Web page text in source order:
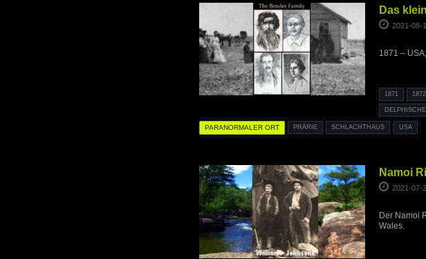
Das
2021-08-
1871 –
1871 1872
PARANORMALER ORT PRÄRIE SCHLACHTHAUS USA
Namoi
2021-07-
Der Namoi
Wales.